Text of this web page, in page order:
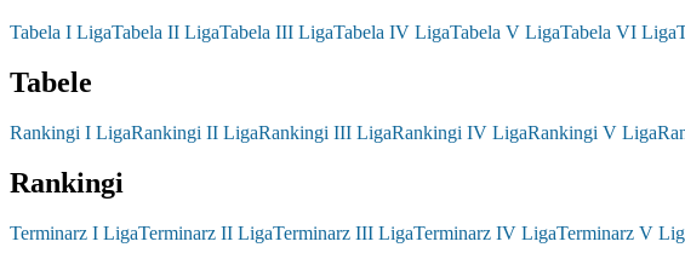
Tabela I LigaTabela II LigaTabela III LigaTabela IV LigaTabela V LigaTabela VI Liga
Tabele
Rankingi I LigaRankingi II LigaRankingi III LigaRankingi IV LigaRankingi V Liga
Rankingi
Terminarz I LigaTerminarz II LigaTerminarz III LigaTerminarz IV LigaTerminarz V